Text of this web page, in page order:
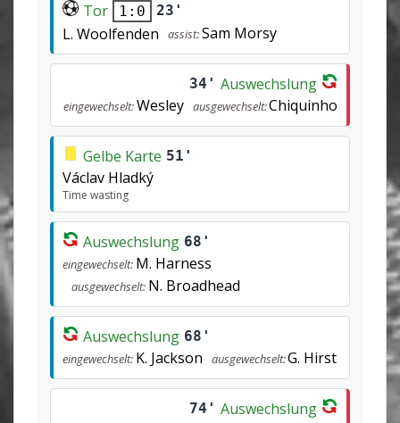
Tor 1:0 23'
L. Woolfenden assist:Sam Morsy
34' Auswechslung
eingewechselt:Wesley ausgewechselt:Chiquinho
Gelbe Karte 51'
Václav Hladký
Time wasting
Auswechslung 68'
eingewechselt: M. Harness
ausgewechselt: N. Broadhead
Auswechslung 68'
eingewechselt: K. Jackson ausgewechselt:G. Hirst
74' Auswechslung